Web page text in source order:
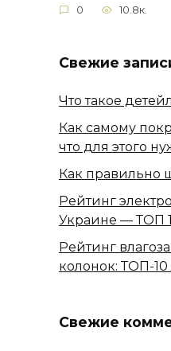
0 10.8к.
Свежие
Что такое
Как самому
что для этого
Как правильно
Рейтинг
Украине — ТОП
Рейтинг
колонок: ТОП-
Свежие